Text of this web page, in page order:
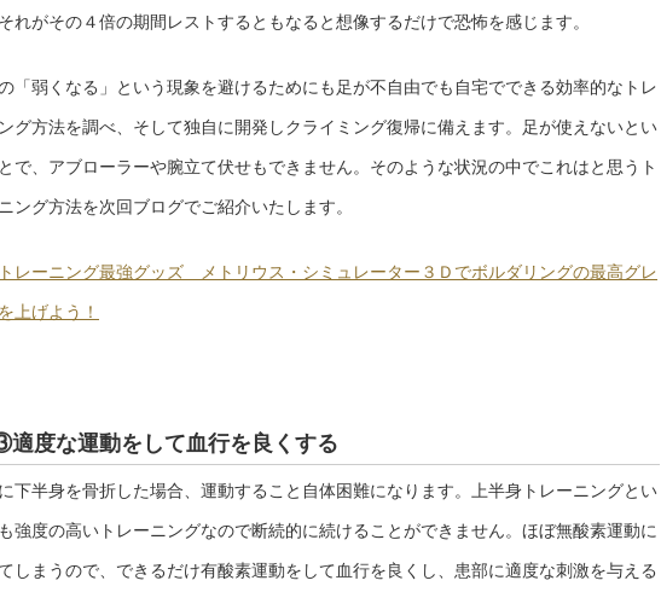
れがその４倍の期間レストするともなると想像するだけで恐怖を感じます。
「弱くなる」という現象を避けるためにも足が不自由でも自宅でできる効率的なトレ
グ方法を調べ、そして独自に開発しクライミング復帰に備えます。足が使えないとい
で、アブローラーや腕立て伏せもできません。そのような状況の中でこれはと思うト
ング方法を次回ブログでご紹介いたします。
レーニング最強グッズ メトリウス・シミュレーター３Ｄでボルダリングの最高グレ
上げよう！
度な運動をして血行を良くする
下半身を骨折した場合、運動すること自体困難になります。上半身トレーニングとい
強度の高いトレーニングなので断続的に続けることができません。ほぼ無酸素運動に
しまうので、できるだけ有酸素運動をして血行を良くし、患部に適度な刺激を与える